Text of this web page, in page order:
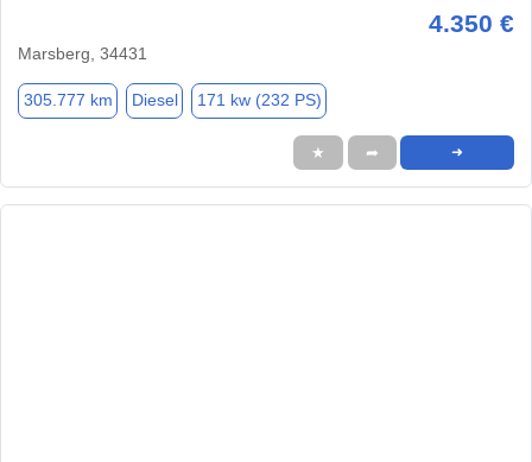
4.350 €
Marsberg, 34431
305.777 km Diesel 171 kw (232 PS)
★ ➦ ➜